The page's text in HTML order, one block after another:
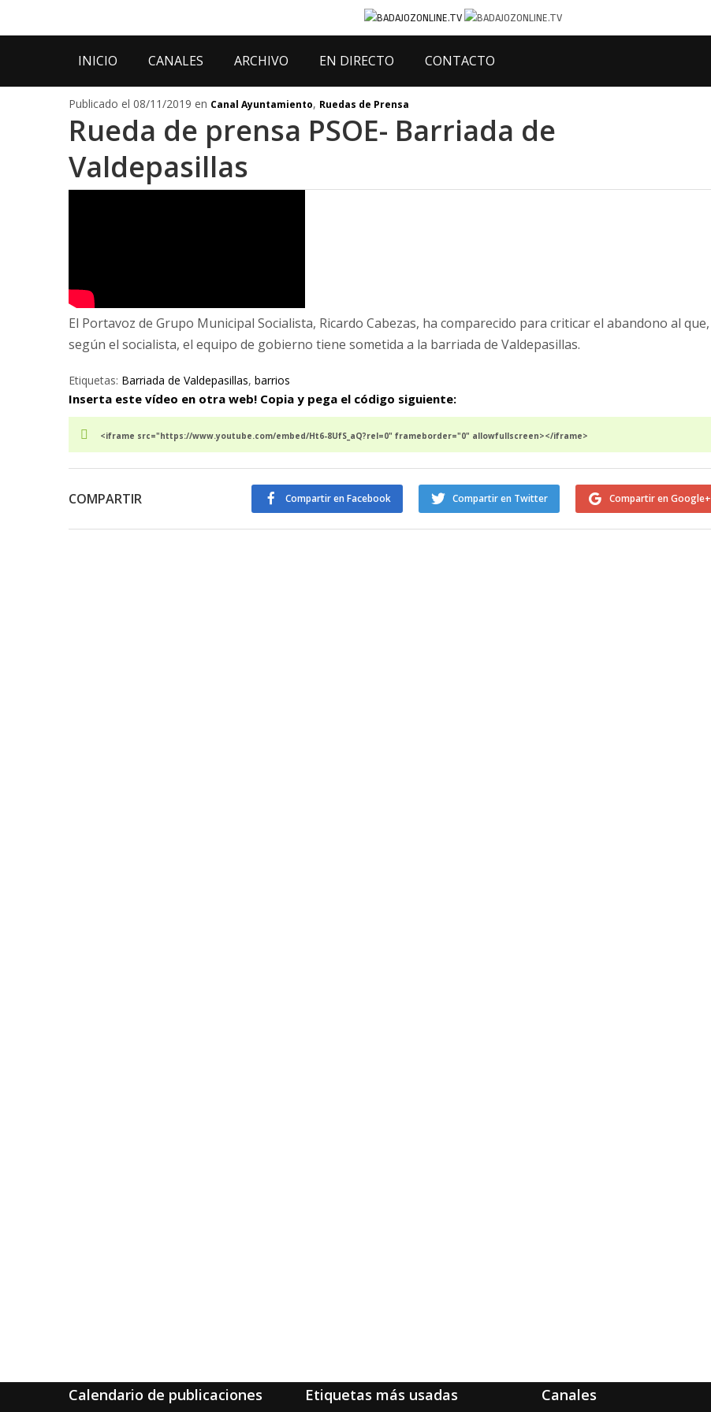
INICIO CANALES ARCHIVO EN DIRECTO CONTACTO
Publicado el 08/11/2019 en Canal Ayuntamiento, Ruedas de Prensa
Rueda de prensa PSOE- Barriada de
Valdepasillas
El Portavoz de Grupo Municipal Socialista, Ricardo Cabezas, ha comparecido para criticar el abandono al que,
según el socialista, el equipo de gobierno tiene sometida a la barriada de Valdepasillas.
Etiquetas: Barriada de Valdepasillas, barrios
Inserta este vídeo en otra web! Copia y pega el código siguiente:
<iframe src="https://www.youtube.com/embed/Ht6-8UfS_aQ?rel=0" frameborder="0" allowfullscreen></iframe>
COMPARTIR Compartir en Google+
Compartir en Twitter
Compartir en Facebook
Calendario de publicaciones Etiquetas más usadas Canales